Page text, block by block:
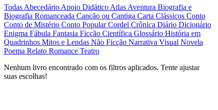
TodasAbecedárioApoio DidáticoAtlasAventura Biografia e
Biografia Romanceada Canção ou Cantiga Carta Clássicos Conto
Conto de Mistério Conto PopularCordel Crônica Diário Dicionário
Enigma Fábula Fantasia Ficção Científica Glossário História em
Quadrinhos Mitos e Lendas Não Ficção Narrativa Visual Novela
Poema Relato Romance Teatro
Nenhum livro encontrado com os filtros aplicados. Tente ajustar
suas escolhas!